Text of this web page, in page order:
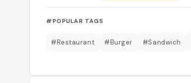
#POPULAR TAGS
#Restaurant #Burger #Sandwich